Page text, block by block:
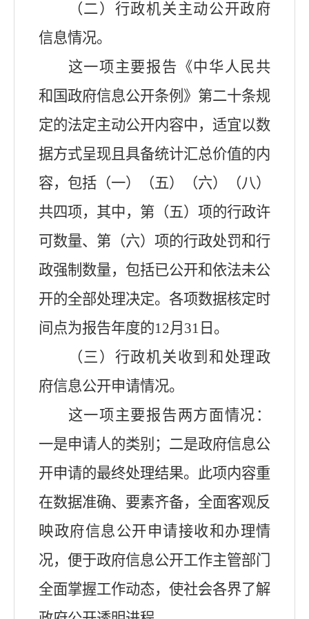
（二）行政机关主动公开政府
信息情况。
这一项主要报告《中华人民共
和国政府信息公开条例》第二十条规
定的法定主动公开内容中，适宜以数
据方式呈现且具备统计汇总价值的内
容，包括（一）（五）（六）（八）
共四项，其中，第（五）项的行政许
可数量、第（六）项的行政处罚和行
政强制数量，包括已公开和依法未公
开的全部处理决定。各项数据核定时
间点为报告年度的12月31日。
（三）行政机关收到和处理政
府信息公开申请情况。
这一项主要报告两方面情况：
一是申请人的类别；二是政府信息公
开申请的最终处理结果。此项内容重
在数据准确、要素齐备，全面客观反
映政府信息公开申请接收和办理情
况，便于政府信息公开工作主管部门
全面掌握工作动态，使社会各界了解